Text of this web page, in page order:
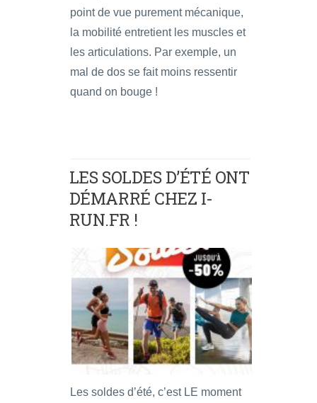
point de vue purement mécanique,
la mobilité entretient les muscles et
les articulations. Par exemple, un
mal de dos se fait moins ressentir
quand on bouge !
LES SOLDES D’ÉTÉ ONT
DÉMARRÉ CHEZ I-
RUN.FR !
Les soldes d’été, c’est LE moment